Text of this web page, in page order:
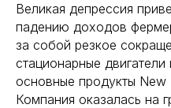
Великая депрессия
падению доходов
за собой резкое
стационарные
основные продукты New
Компания оказалась на